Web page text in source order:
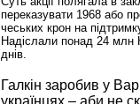
переказувати 1968 або
чеських крон на
Надіслали понад 24 млн
днів.
Галкін заробив у
українцях – аби не